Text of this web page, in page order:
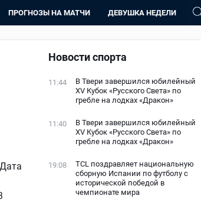
ПРОГНОЗЫ НА МАТЧИ ДЕВУШКА НЕДЕЛИ
Новости спорта
11:44
В Твери завершился юбилейный
XV Кубок «Русского Света» по
гребле на лодках «Дракон»
11:40
В Твери завершился юбилейный
XV Кубок «Русского Света» по
гребле на лодках «Дракон»
19:08
TCL поздравляет национальную
сборную Испании по футболу с
исторической победой в
чемпионате мира